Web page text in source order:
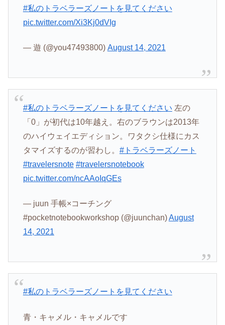
#私のトラベラーズノートを見てください
pic.twitter.com/Xi3Kj0dVIg
— 遊 (@you47493800) August 14, 2021
#私のトラベラーズノートを見てください 左の
「0」が初代は10年越え。右のブラウンは2013年
のハイウェイエディション。ワタクシ仕様にカス
タマイズするのが習わし。 #トラベラーズノート
#travelersnote #travelersnotebook
pic.twitter.com/ncAAoIqGEs
— juun 手帳×コーチング
#pocketnotebookworkshop (@juunchan)August
14, 2021
#私のトラベラーズノートを見てください
青・キャメル・キャメルです